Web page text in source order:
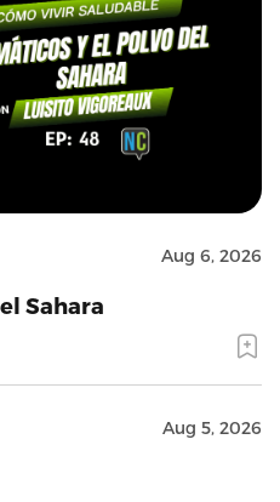
Aug 6, 2026
Sahara
Aug 5, 2026